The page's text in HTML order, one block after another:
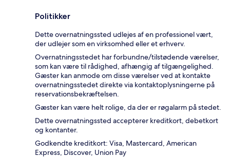
Politikker
Dette overnatningssted udlejes af en professionel vært,
der udlejer som en virksomhed eller et erhverv.
Overnatningsstedet har forbundne/tilstødende værelser,
som kan være til rådighed, afhængig af tilgængelighed.
Gæster kan anmode om disse værelser ved at kontakte
overnatningsstedet direkte via kontaktoplysningerne på
reservationsbekræftelsen.
Gæster kan være helt rolige, da der er røgalarm på stedet.
Dette overnatningssted accepterer kreditkort, debetkort
og kontanter.
Godkendte kreditkort: Visa, Mastercard, American
Express, Discover, Union Pay